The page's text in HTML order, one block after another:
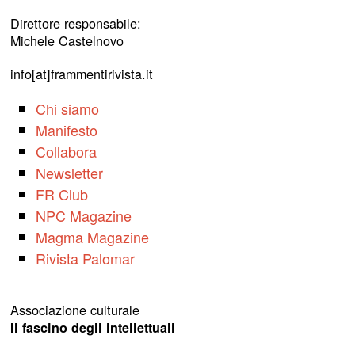
Direttore responsabile:
Michele Castelnovo
info[at]frammentirivista.it
Chi siamo
Manifesto
Collabora
Newsletter
FR Club
NPC Magazine
Magma Magazine
Rivista Palomar
Associazione culturale
Il fascino degli intellettuali